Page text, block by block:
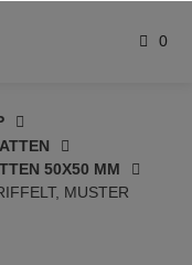
0
50X50 MM
MUSTER